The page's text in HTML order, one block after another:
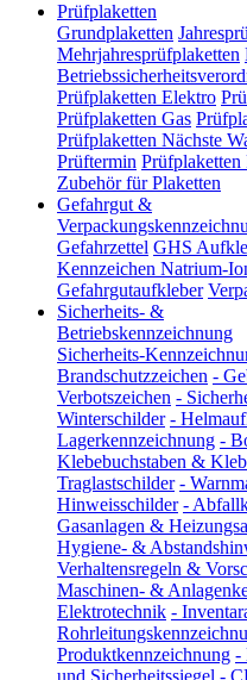
Prüfplaketten
Grundplaketten
Mehrjahresprüfplaketten
Prüfplaketten Elektro
Prüfplaketten Gas
Prüfplaketten Nächste
Prüftermin
Zubehör für Plaketten
Gefahrgut &
Gefahrzettel GHS
Kennzeichen Natrium-
Gefahrgutaufkleber
Sicherheits- &
Betriebskennzeichnung
Sicherheits-
Brandschutzzeichen -
Verbotszeichen -
Winterschilder -
Lagerkennzeichnung -
Klebebuchstaben &
Traglastschilder -
Hinweisschilder -
Gasanlagen &
Hygiene- &
Verhaltensregeln &
Maschinen- &
Elektrotechnik -
Produktkennzeichnung -
und Sicherheitssiegel -